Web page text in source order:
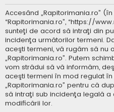
Accesând „Rapitorimania.ro” (în
“Rapitorimania.ro”, “https://
sunteţi de acord să intraţi din
incidenţa următorilor termeni.
aceşti termeni, vă rugăm să nu
„Rapitorimania.ro”. Putem
vom strădui să vă informăm,
aceşti termeni în mod regulat
„Rapitorimania.ro” pentru că
să intraţi sub incidenţa legală
modificării lor.